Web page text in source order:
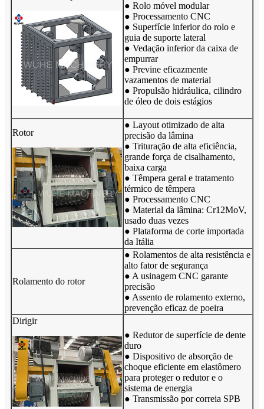
● Rolo móvel modular
● Processamento CNC
● Superfície inferior do rolo e
guia de suporte lateral
● Vedação inferior da caixa de
empurrar
● Previne eficazmente
vazamentos de material
● Propulsão hidráulica, cilindro
de óleo de dois estágios
Rotor
● Layout otimizado de alta
precisão da lâmina
● Trituração de alta eficiência,
grande força de cisalhamento,
baixa carga
● Têmpera geral e tratamento
térmico de têmpera
● Processamento CNC
● Material da lâmina: Cr12MoV,
usado duas vezes
● Plataforma de corte importada
da Itália
Rolamento do rotor
● Rolamentos de alta resistência e
alto fator de segurança
● A usinagem CNC garante
precisão
● Assento de rolamento externo,
prevenção eficaz de poeira
Dirigir
● Redutor de superfície de dente
duro
● Dispositivo de absorção de
choque eficiente em elastômero
para proteger o redutor e o
sistema de energia
● Transmissão por correia SPB